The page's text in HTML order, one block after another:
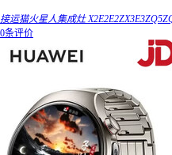
接运猫火星人集成灶
0条评价